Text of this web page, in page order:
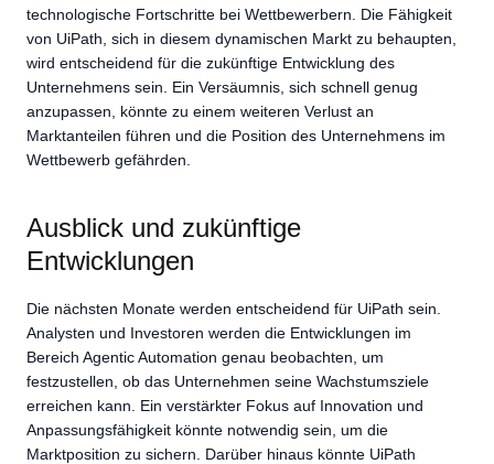
technologische Fortschritte bei Wettbewerbern. Die Fähigkeit
von UiPath, sich in diesem dynamischen Markt zu behaupten,
wird entscheidend für die zukünftige Entwicklung des
Unternehmens sein. Ein Versäumnis, sich schnell genug
anzupassen, könnte zu einem weiteren Verlust an
Marktanteilen führen und die Position des Unternehmens im
Wettbewerb gefährden.
Ausblick und zukünftige
Entwicklungen
Die nächsten Monate werden entscheidend für UiPath sein.
Analysten und Investoren werden die Entwicklungen im
Bereich Agentic Automation genau beobachten, um
festzustellen, ob das Unternehmen seine Wachstumsziele
erreichen kann. Ein verstärkter Fokus auf Innovation und
Anpassungsfähigkeit könnte notwendig sein, um die
Marktposition zu sichern. Darüber hinaus könnte UiPath